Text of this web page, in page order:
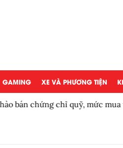
GAMING XE VÀ PHƯƠNG TIỆN
bán chứng chỉ quỹ, mức mua